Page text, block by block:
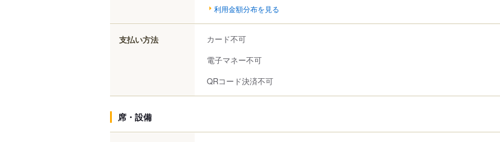
利用金額分布を見る
支払い方法
カード不可
電子マネー不可
QRコード決済不可
席・設備